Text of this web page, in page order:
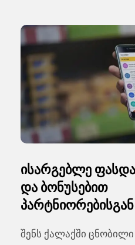
ისარგებლე
და ბონუსებით
პარტნიორებისგან
შენს ქალაქში